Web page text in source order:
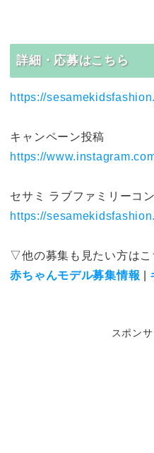
詳細・応募はこちら
https://
キャンペーン投稿
https://
セサミ ラブファミリーコ
https://
▽他の募集も見たい方は
赤ちゃんモデル募集情報
スポン